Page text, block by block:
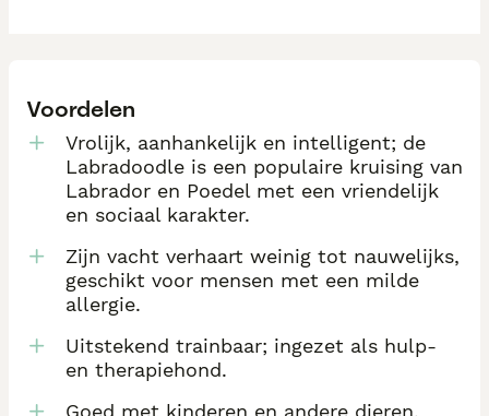
Voordelen
Vrolijk, aanhankelijk en intelligent; de
Labradoodle is een populaire kruising van
Labrador en Poedel met een vriendelijk
en sociaal karakter.
Zijn vacht verhaart weinig tot nauwelijks,
geschikt voor mensen met een milde
allergie.
Uitstekend trainbaar; ingezet als hulp-
en therapiehond.
Goed met kinderen en andere dieren.